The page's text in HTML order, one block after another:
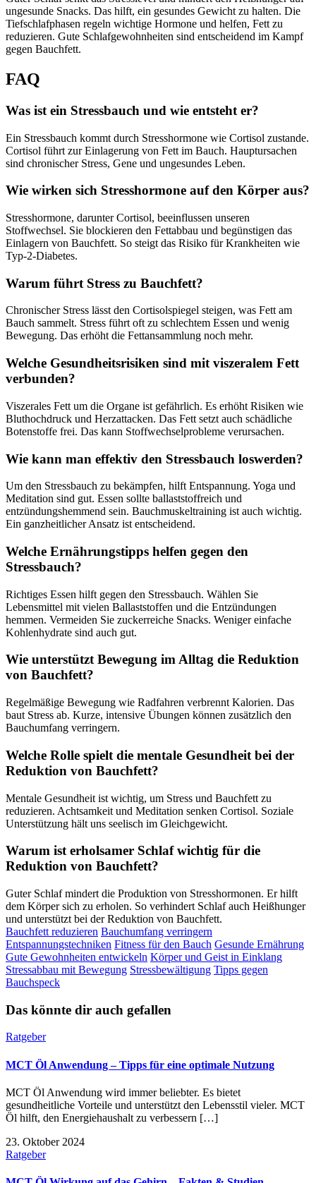
ungesunde Snacks. Das hilft, ein gesundes Gewicht zu halten. Die
Tiefschlafphasen regeln wichtige Hormone und helfen, Fett zu
reduzieren. Gute Schlafgewohnheiten sind entscheidend im Kampf
gegen Bauchfett.
FAQ
Was ist ein Stressbauch und wie entsteht er?
Ein Stressbauch kommt durch Stresshormone wie Cortisol zustande.
Cortisol führt zur Einlagerung von Fett im Bauch. Hauptursachen
sind chronischer Stress, Gene und ungesundes Leben.
Wie wirken sich Stresshormone auf den Körper aus?
Stresshormone, darunter Cortisol, beeinflussen unseren
Stoffwechsel. Sie blockieren den Fettabbau und begünstigen das
Einlagern von Bauchfett. So steigt das Risiko für Krankheiten wie
Typ-2-Diabetes.
Warum führt Stress zu Bauchfett?
Chronischer Stress lässt den Cortisolspiegel steigen, was Fett am
Bauch sammelt. Stress führt oft zu schlechtem Essen und wenig
Bewegung. Das erhöht die Fettansammlung noch mehr.
Welche Gesundheitsrisiken sind mit viszeralem Fett
verbunden?
Viszerales Fett um die Organe ist gefährlich. Es erhöht Risiken wie
Bluthochdruck und Herzattacken. Das Fett setzt auch schädliche
Botenstoffe frei. Das kann Stoffwechselprobleme verursachen.
Wie kann man effektiv den Stressbauch loswerden?
Um den Stressbauch zu bekämpfen, hilft Entspannung. Yoga und
Meditation sind gut. Essen sollte ballaststoffreich und
entzündungshemmend sein. Bauchmuskeltraining ist auch wichtig.
Ein ganzheitlicher Ansatz ist entscheidend.
Welche Ernährungstipps helfen gegen den
Stressbauch?
Richtiges Essen hilft gegen den Stressbauch. Wählen Sie
Lebensmittel mit vielen Ballaststoffen und die Entzündungen
hemmen. Vermeiden Sie zuckerreiche Snacks. Weniger einfache
Kohlenhydrate sind auch gut.
Wie unterstützt Bewegung im Alltag die Reduktion
von Bauchfett?
Regelmäßige Bewegung wie Radfahren verbrennt Kalorien. Das
baut Stress ab. Kurze, intensive Übungen können zusätzlich den
Bauchumfang verringern.
Welche Rolle spielt die mentale Gesundheit bei der
Reduktion von Bauchfett?
Mentale Gesundheit ist wichtig, um Stress und Bauchfett zu
reduzieren. Achtsamkeit und Meditation senken Cortisol. Soziale
Unterstützung hält uns seelisch im Gleichgewicht.
Warum ist erholsamer Schlaf wichtig für die
Reduktion von Bauchfett?
Guter Schlaf mindert die Produktion von Stresshormonen. Er hilft
dem Körper sich zu erholen. So verhindert Schlaf auch Heißhunger
und unterstützt bei der Reduktion von Bauchfett.
Bauchfett reduzieren Bauchumfang verringern
Entspannungstechniken Fitness für den Bauch Gesunde Ernährung
Gute Gewohnheiten entwickeln Körper und Geist in Einklang
Stressabbau mit Bewegung Stressbewältigung Tipps gegen
Bauchspeck
Das könnte dir auch gefallen
Ratgeber
MCT Öl Anwendung – Tipps für eine optimale Nutzung
MCT Öl Anwendung wird immer beliebter. Es bietet
gesundheitliche Vorteile und unterstützt den Lebensstil vieler. MCT
Öl hilft, den Energiehaushalt zu verbessern […]
23. Oktober 2024
Ratgeber